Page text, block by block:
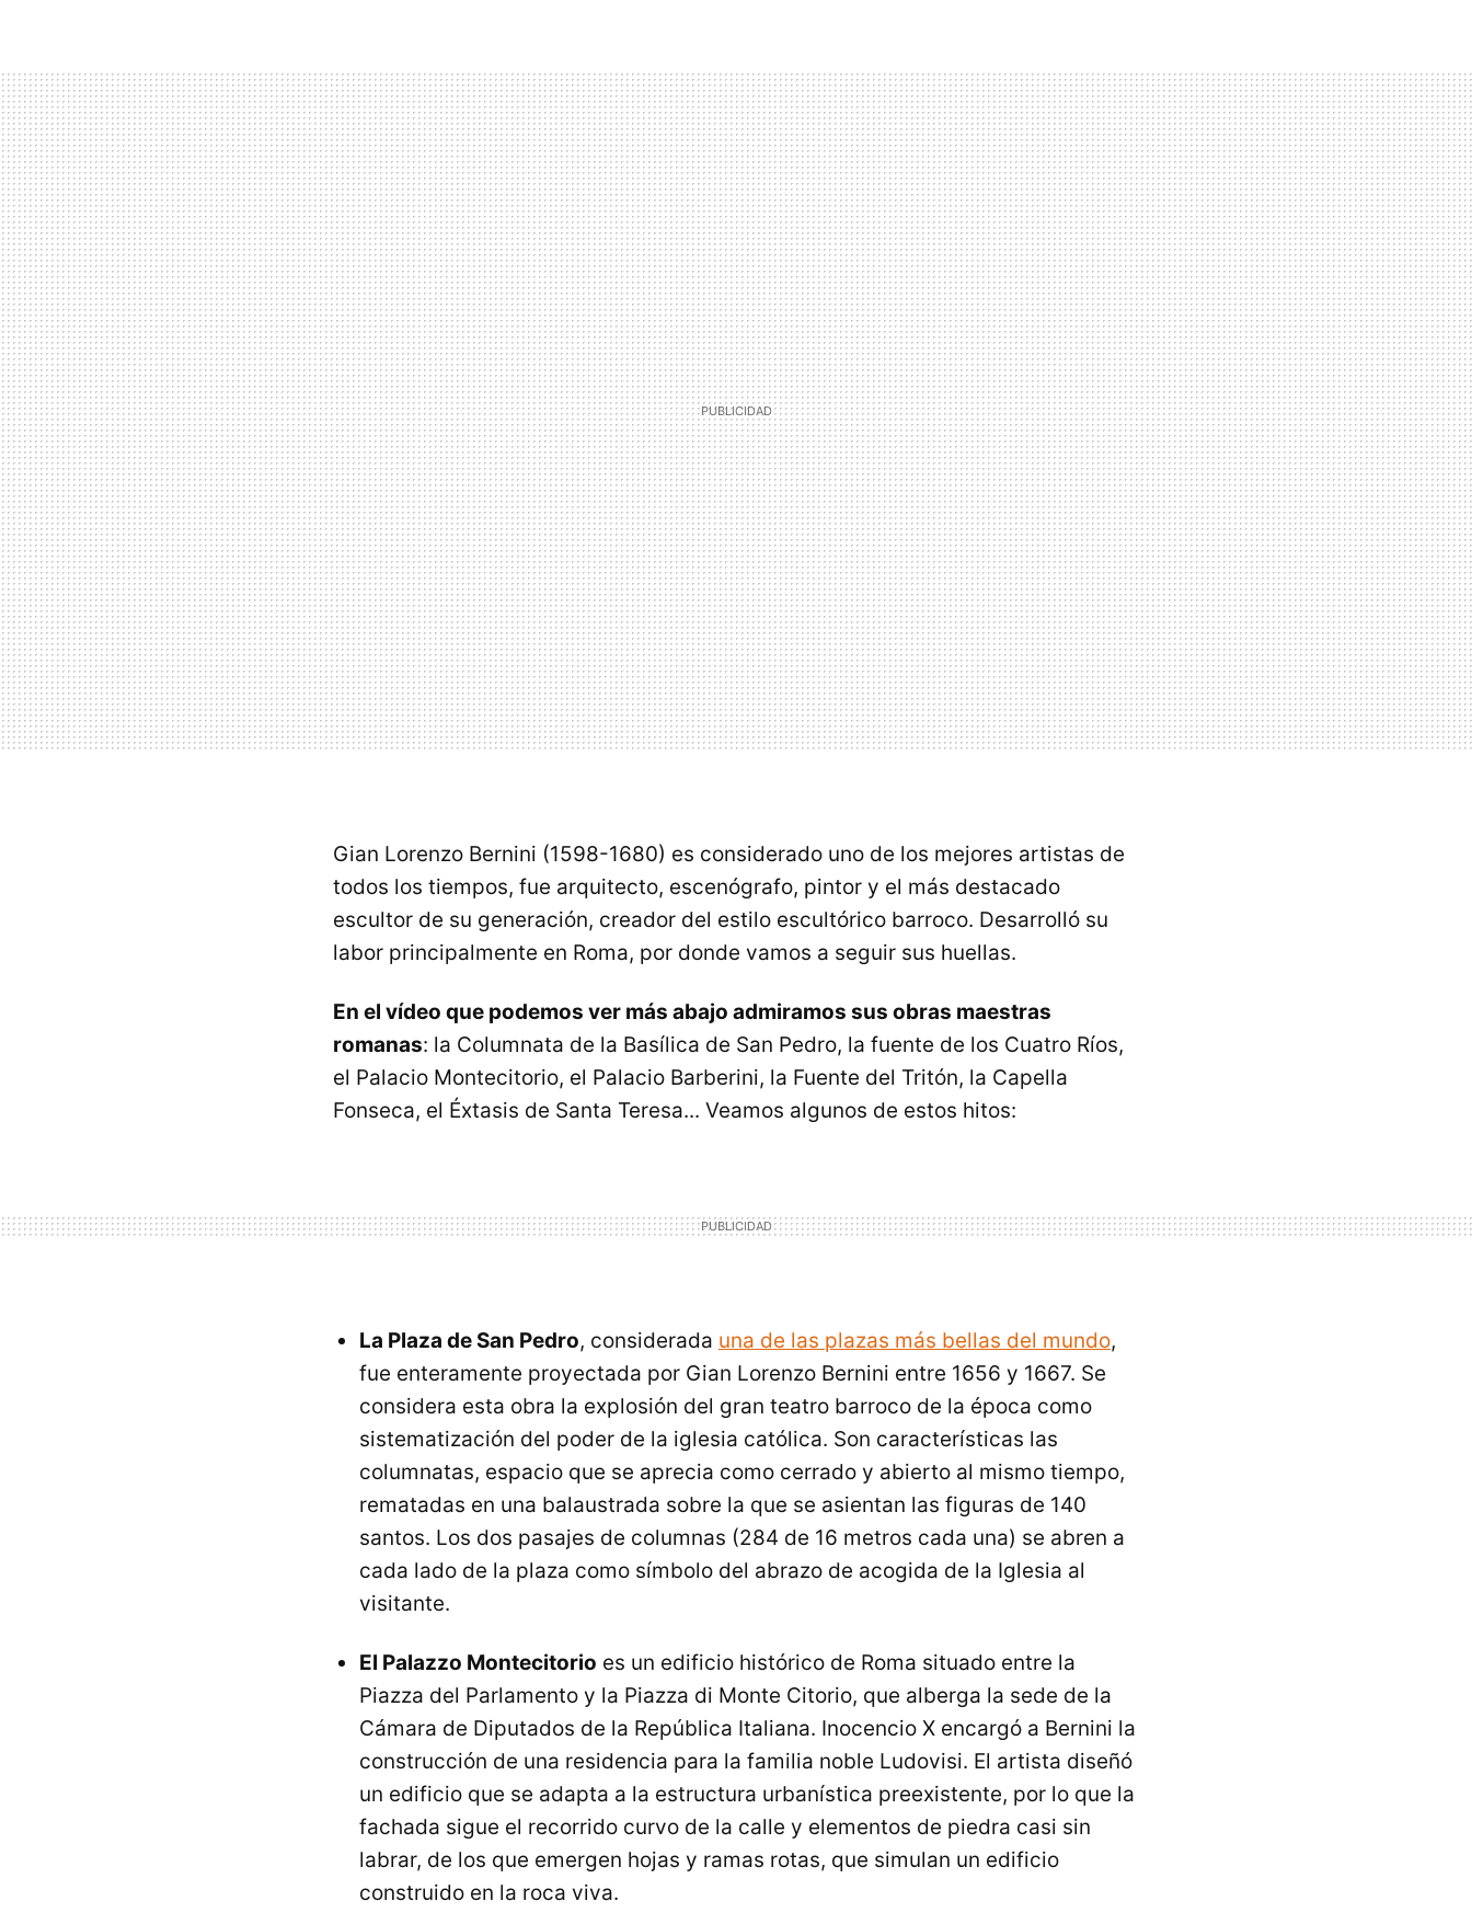
Gian Lorenzo Bernini (1598-1680) es considerado uno de los mejores artistas de
todos los tiempos, fue arquitecto, escenógrafo, pintor y el más destacado
escultor de su generación, creador del estilo escultórico barroco. Desarrolló su
labor principalmente en Roma, por donde vamos a seguir sus huellas.
En el vídeo que podemos ver más abajo admiramos sus obras maestras
romanas: la Columnata de la Basílica de San Pedro, la fuente de los Cuatro Ríos,
el Palacio Montecitorio, el Palacio Barberini, la Fuente del Tritón, la Capella
Fonseca, el Éxtasis de Santa Teresa... Veamos algunos de estos hitos:
La Plaza de San Pedro, considerada una de las plazas más bellas del mundo,
fue enteramente proyectada por Gian Lorenzo Bernini entre 1656 y 1667. Se
considera esta obra la explosión del gran teatro barroco de la época como
sistematización del poder de la iglesia católica. Son características las
columnatas, espacio que se aprecia como cerrado y abierto al mismo tiempo,
rematadas en una balaustrada sobre la que se asientan las figuras de 140
santos. Los dos pasajes de columnas (284 de 16 metros cada una) se abren a
cada lado de la plaza como símbolo del abrazo de acogida de la Iglesia al
visitante.
El Palazzo Montecitorio es un edificio histórico de Roma situado entre la
Piazza del Parlamento y la Piazza di Monte Citorio, que alberga la sede de la
Cámara de Diputados de la República Italiana. Inocencio X encargó a Bernini la
construcción de una residencia para la familia noble Ludovisi. El artista diseñó
un edificio que se adapta a la estructura urbanística preexistente, por lo que la
fachada sigue el recorrido curvo de la calle y elementos de piedra casi sin
labrar, de los que emergen hojas y ramas rotas, que simulan un edificio
construido en la roca viva.